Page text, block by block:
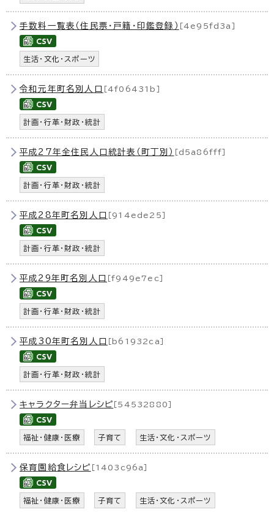
手数料一覧表（住民票・戸籍・印鑑登録） ［4e95fd3a］
生活・文化・スポーツ
令和元年町名別人口 ［4f06431b］
計画・行革・財政・統計
平成27年全住民人口統計表（町丁別） ［d5a86fff］
計画・行革・財政・統計
平成28年町名別人口 ［914ede25］
計画・行革・財政・統計
平成29年町名別人口 ［f949e7ec］
計画・行革・財政・統計
平成30年町名別人口 ［b61932ca］
計画・行革・財政・統計
キャラクター弁当レシピ ［54532880］
福祉・健康・医療 子育て 生活・文化・スポーツ
保育園給食レシピ ［1403c96a］
福祉・健康・医療 子育て 生活・文化・スポーツ